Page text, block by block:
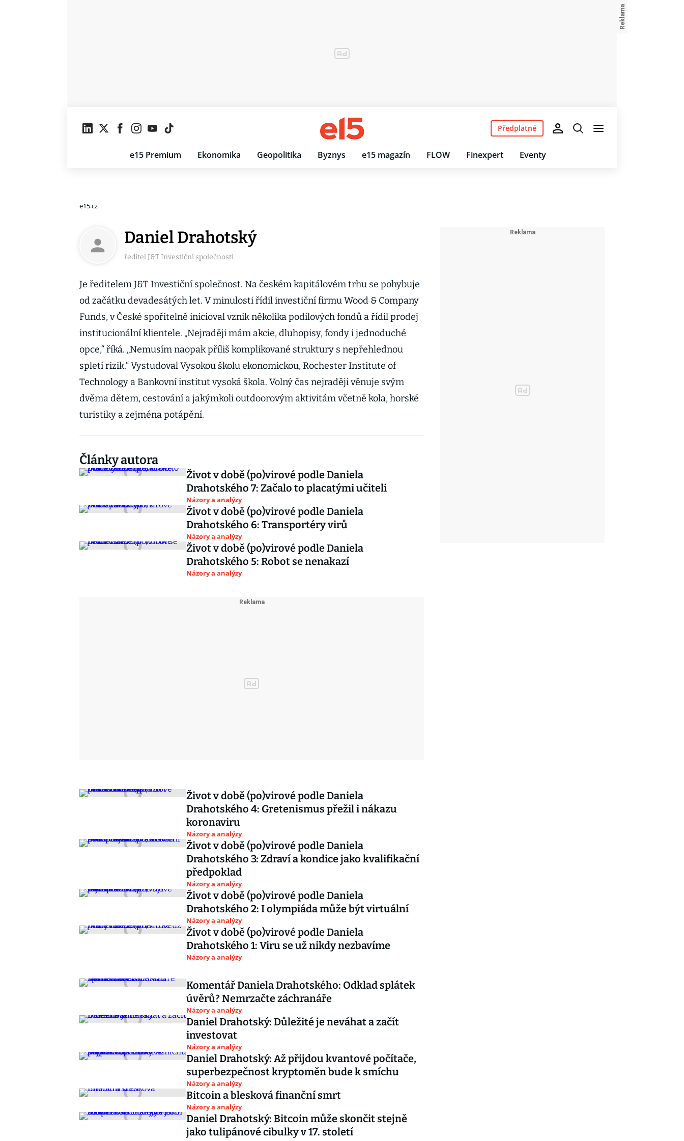
e15 Premium Ekonomika Geopolitika Byznys e15 magazín FLOW Finexpert Eventy
Předplatné
e15.cz
Daniel Drahotský
ředitel J&T Investiční společnosti
Je ředitelem J&T Investiční společnost. Na českém kapitálovém trhu se pohybuje
od začátku devadesátých let. V minulosti řídil investiční firmu Wood & Company
Funds, v České spořitelně inicioval vznik několika podílových fondů a řídil prodej
institucionální klientele. „Nejraději mám akcie, dluhopisy, fondy i jednoduché
opce,“ říká. „Nemusím naopak příliš komplikované struktury s nepřehlednou
spletí rizik.“ Vystudoval Vysokou školu ekonomickou, Rochester Institute of
Technology a Bankovní institut vysoká škola. Volný čas nejraději věnuje svým
dvěma dětem, cestování a jakýmkoli outdoorovým aktivitám včetně kola, horské
turistiky a zejména potápění.
Články autora
Život v době (po)virové podle Daniela
Drahotského 7: Začalo to placatými učiteli
Názory a analýzy
Život v době (po)virové podle Daniela
Drahotského 6: Transportéry virů
Názory a analýzy
Život v době (po)virové podle Daniela
Drahotského 5: Robot se nenakazí
Názory a analýzy
Život v době (po)virové podle Daniela
Drahotského 4: Gretenismus přežil i nákazu
koronaviru
Názory a analýzy
Život v době (po)virové podle Daniela
Drahotského 3: Zdraví a kondice jako kvalifikační
předpoklad
Názory a analýzy
Život v době (po)virové podle Daniela
Drahotského 2: I olympiáda může být virtuální
Názory a analýzy
Život v době (po)virové podle Daniela
Drahotského 1: Viru se už nikdy nezbavíme
Názory a analýzy
Komentář Daniela Drahotského: Odklad splátek
úvěrů? Nemrzačte záchranáře
Názory a analýzy
Daniel Drahotský: Důležité je neváhat a začít
investovat
Názory a analýzy
Daniel Drahotský: Až přijdou kvantové počítače,
superbezpečnost kryptoměn bude k smíchu
Názory a analýzy
Bitcoin a blesková finanční smrt
Názory a analýzy
Daniel Drahotský: Bitcoin může skončit stejně
jako tulipánové cibulky v 17. století